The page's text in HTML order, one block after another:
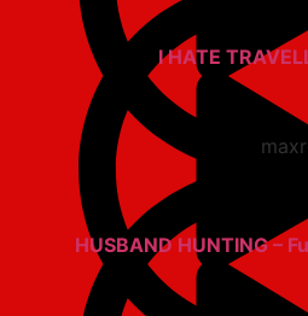
I HATE
HUSBAND